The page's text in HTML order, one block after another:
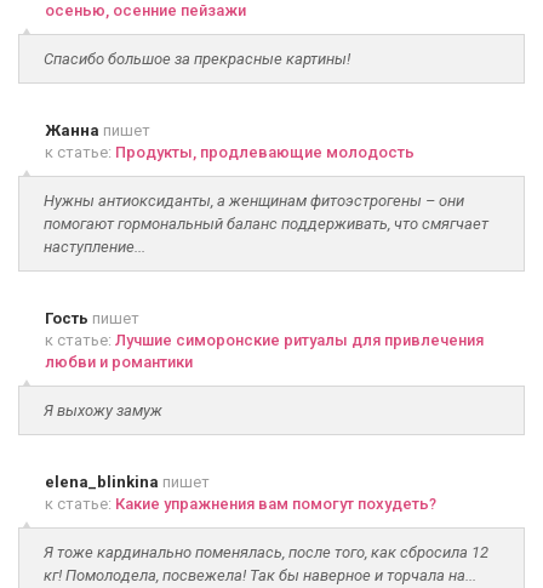
осенью, осенние пейзажи
Спасибо большое за прекрасные картины!
Жанна пишет
к статье: Продукты, продлевающие молодость
Нужны антиоксиданты, а женщинам фитоэстрогены – они
помогают гормональный баланс поддерживать, что смягчает
наступление...
Гость пишет
к статье: Лучшие симоронские ритуалы для привлечения
любви и романтики
Я выхожу замуж
elena_blinkina пишет
к статье: Какие упражнения вам помогут похудеть?
Я тоже кардинально поменялась, после того, как сбросила 12
кг! Помолодела, посвежела! Так бы наверное и торчала на...